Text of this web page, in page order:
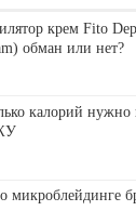
крем Fito
обман или нет?
калорий нужно
микроблейдинге